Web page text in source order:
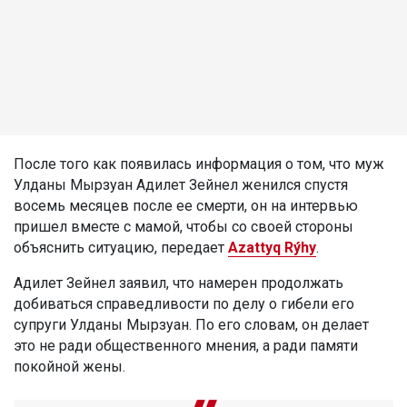
После того как появилась информация о том, что муж
Улданы Мырзуан Адилет Зейнел женился спустя
восемь месяцев после ее смерти, он на интервью
пришел вместе с мамой, чтобы со своей стороны
объяснить ситуацию, передает Azattyq Rýhy.
Адилет Зейнел заявил, что намерен продолжать
добиваться справедливости по делу о гибели его
супруги Улданы Мырзуан. По его словам, он делает
это не ради общественного мнения, а ради памяти
покойной жены.